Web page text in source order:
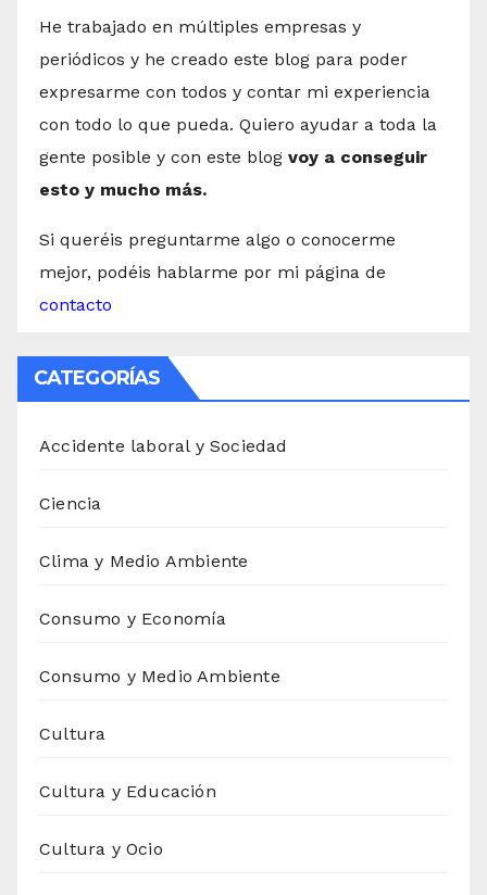
He trabajado en múltiples empresas y
periódicos y he creado este blog para poder
expresarme con todos y contar mi experiencia
con todo lo que pueda. Quiero ayudar a toda la
gente posible y con este blog voy a conseguir
esto y mucho más.
Si queréis preguntarme algo o conocerme
mejor, podéis hablarme por mi página de
contacto
CATEGORÍAS
Accidente laboral y Sociedad
Ciencia
Clima y Medio Ambiente
Consumo y Economía
Consumo y Medio Ambiente
Cultura
Cultura y Educación
Cultura y Ocio